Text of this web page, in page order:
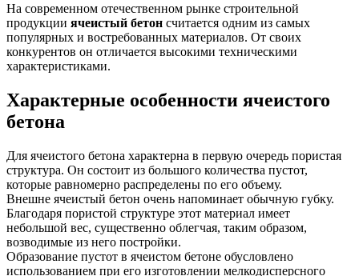
На современном отечественном рынке строительной
продукции ячеистый бетон считается одним из самых
популярных и востребованных материалов. От своих
конкурентов он отличается высокими техническими
характеристиками.
Характерные особенности ячеистого
бетона
Для ячеистого бетона характерна в первую очередь пористая
структура. Он состоит из большого количества пустот,
которые равномерно распределены по его объему.
Внешне ячеистый бетон очень напоминает обычную губку.
Благодаря пористой структуре этот материал имеет
небольшой вес, существенно облегчая, таким образом,
возводимые из него постройки.
Образование пустот в ячеистом бетоне обусловлено
использованием при его изготовлении мелкодисперсного